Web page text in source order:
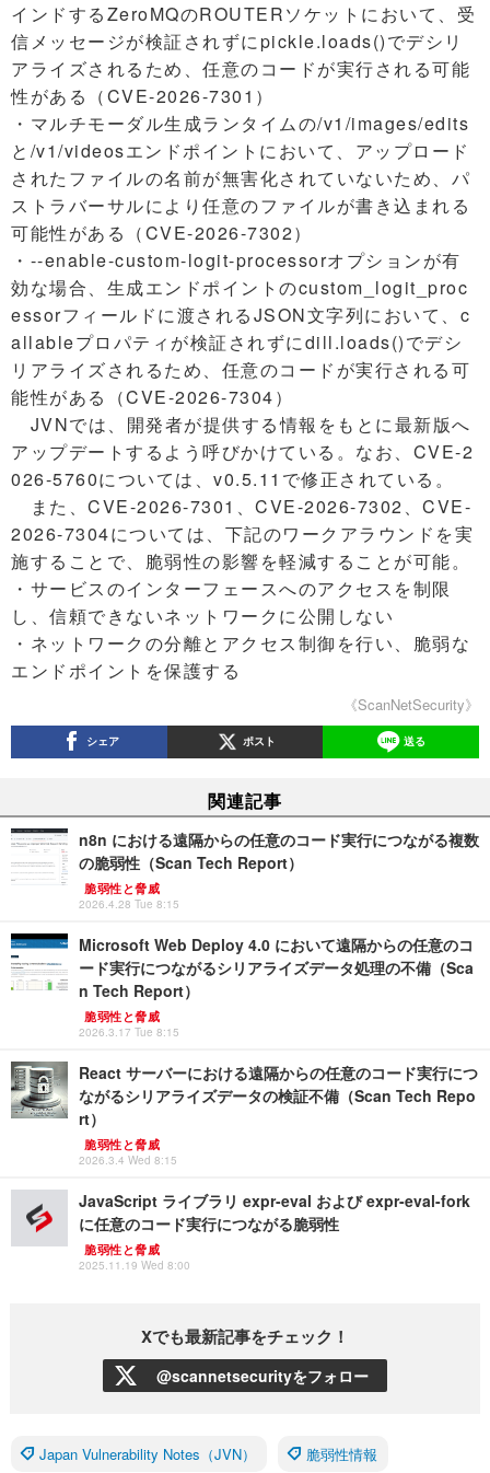
インドするZeroMQのROUTERソケットにおいて、受
信メッセージが検証されずにpickle.loads()でデシリ
アライズされるため、任意のコードが実行される可能
性がある（CVE-2026-7301）
・マルチモーダル生成ランタイムの/v1/images/edits
と/v1/videosエンドポイントにおいて、アップロード
されたファイルの名前が無害化されていないため、パ
ストラバーサルにより任意のファイルが書き込まれる
可能性がある（CVE-2026-7302）
・--enable-custom-logit-processorオプションが有
効な場合、生成エンドポイントのcustom_logit_proc
essorフィールドに渡されるJSON文字列において、c
allableプロパティが検証されずにdill.loads()でデシ
リアライズされるため、任意のコードが実行される可
能性がある（CVE-2026-7304）
JVNでは、開発者が提供する情報をもとに最新版へ
アップデートするよう呼びかけている。なお、CVE-2
026-5760については、v0.5.11で修正されている。
また、CVE-2026-7301、CVE-2026-7302、CVE-
2026-7304については、下記のワークアラウンドを実
施することで、脆弱性の影響を軽減することが可能。
・サービスのインターフェースへのアクセスを制限
し、信頼できないネットワークに公開しない
・ネットワークの分離とアクセス制御を行い、脆弱な
エンドポイントを保護する
《ScanNetSecurity》
シェア ポスト 送る
関連記事
n8n における遠隔からの任意のコード実行につながる複数
の脆弱性（Scan Tech Report）
脆弱性と脅威
2026.4.28 Tue 8:15
Microsoft Web Deploy 4.0 において遠隔からの任意のコ
ード実行につながるシリアライズデータ処理の不備（Sca
n Tech Report）
脆弱性と脅威
2026.3.17 Tue 8:15
React サーバーにおける遠隔からの任意のコード実行につ
ながるシリアライズデータの検証不備（Scan Tech Repo
rt）
脆弱性と脅威
2026.3.4 Wed 8:15
JavaScript ライブラリ expr-eval および expr-eval-fork
に任意のコード実行につながる脆弱性
脆弱性と脅威
2025.11.19 Wed 8:00
Xでも最新記事をチェック！
@scannetsecurityをフォロー
Japan Vulnerability Notes（JVN） 脆弱性情報